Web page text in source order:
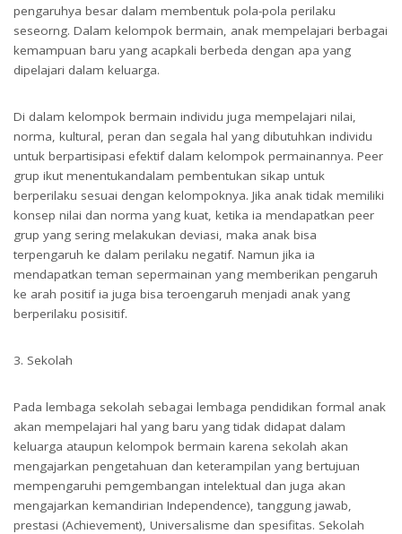
pengaruhya besar dalam membentuk pola-pola perilaku
seseorng. Dalam kelompok bermain, anak mempelajari berbagai
kemampuan baru yang acapkali berbeda dengan apa yang
dipelajari dalam keluarga.
Di dalam kelompok bermain individu juga mempelajari nilai,
norma, kultural, peran dan segala hal yang dibutuhkan individu
untuk berpartisipasi efektif dalam kelompok permainannya. Peer
grup ikut menentukandalam pembentukan sikap untuk
berperilaku sesuai dengan kelompoknya. Jika anak tidak memiliki
konsep nilai dan norma yang kuat, ketika ia mendapatkan peer
grup yang sering melakukan deviasi, maka anak bisa
terpengaruh ke dalam perilaku negatif. Namun jika ia
mendapatkan teman sepermainan yang memberikan pengaruh
ke arah positif ia juga bisa teroengaruh menjadi anak yang
berperilaku posisitif.
3. Sekolah
Pada lembaga sekolah sebagai lembaga pendidikan formal anak
akan mempelajari hal yang baru yang tidak didapat dalam
keluarga ataupun kelompok bermain karena sekolah akan
mengajarkan pengetahuan dan keterampilan yang bertujuan
mempengaruhi pemgembangan intelektual dan juga akan
mengajarkan kemandirian Independence), tanggung jawab,
prestasi (Achievement), Universalisme dan spesifitas. Sekolah